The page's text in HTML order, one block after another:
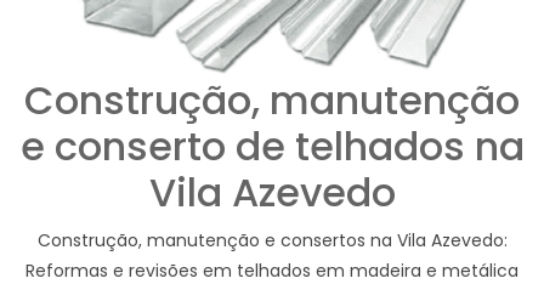
Construção, manutenção
e conserto de telhados na
Vila Azevedo
Construção, manutenção e consertos na Vila Azevedo:
Reformas e revisões em telhados em madeira e metálica